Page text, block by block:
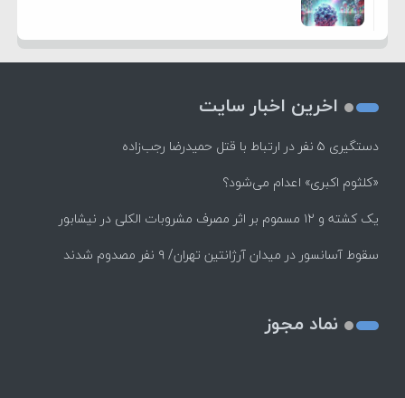
اخرین اخبار سایت
دستگیری ۵ نفر در ارتباط با قتل حمیدرضا رجب‌زاده
«کلثوم اکبری» اعدام می‌شود؟
یک کشته و ۱۲ مسموم بر اثر مصرف مشروبات الکلی در نیشابور
سقوط آسانسور در میدان آرژانتین تهران/ ۹ نفر مصدوم شدند
نماد مجوز